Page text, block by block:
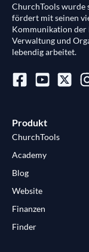
ChurchTools wurde
fördert mit seinen
Kommunikation
Verwaltung und
lebendig arbeitet.
Produkt
ChurchTools
Academy
Blog
Website
Finanzen
Finder